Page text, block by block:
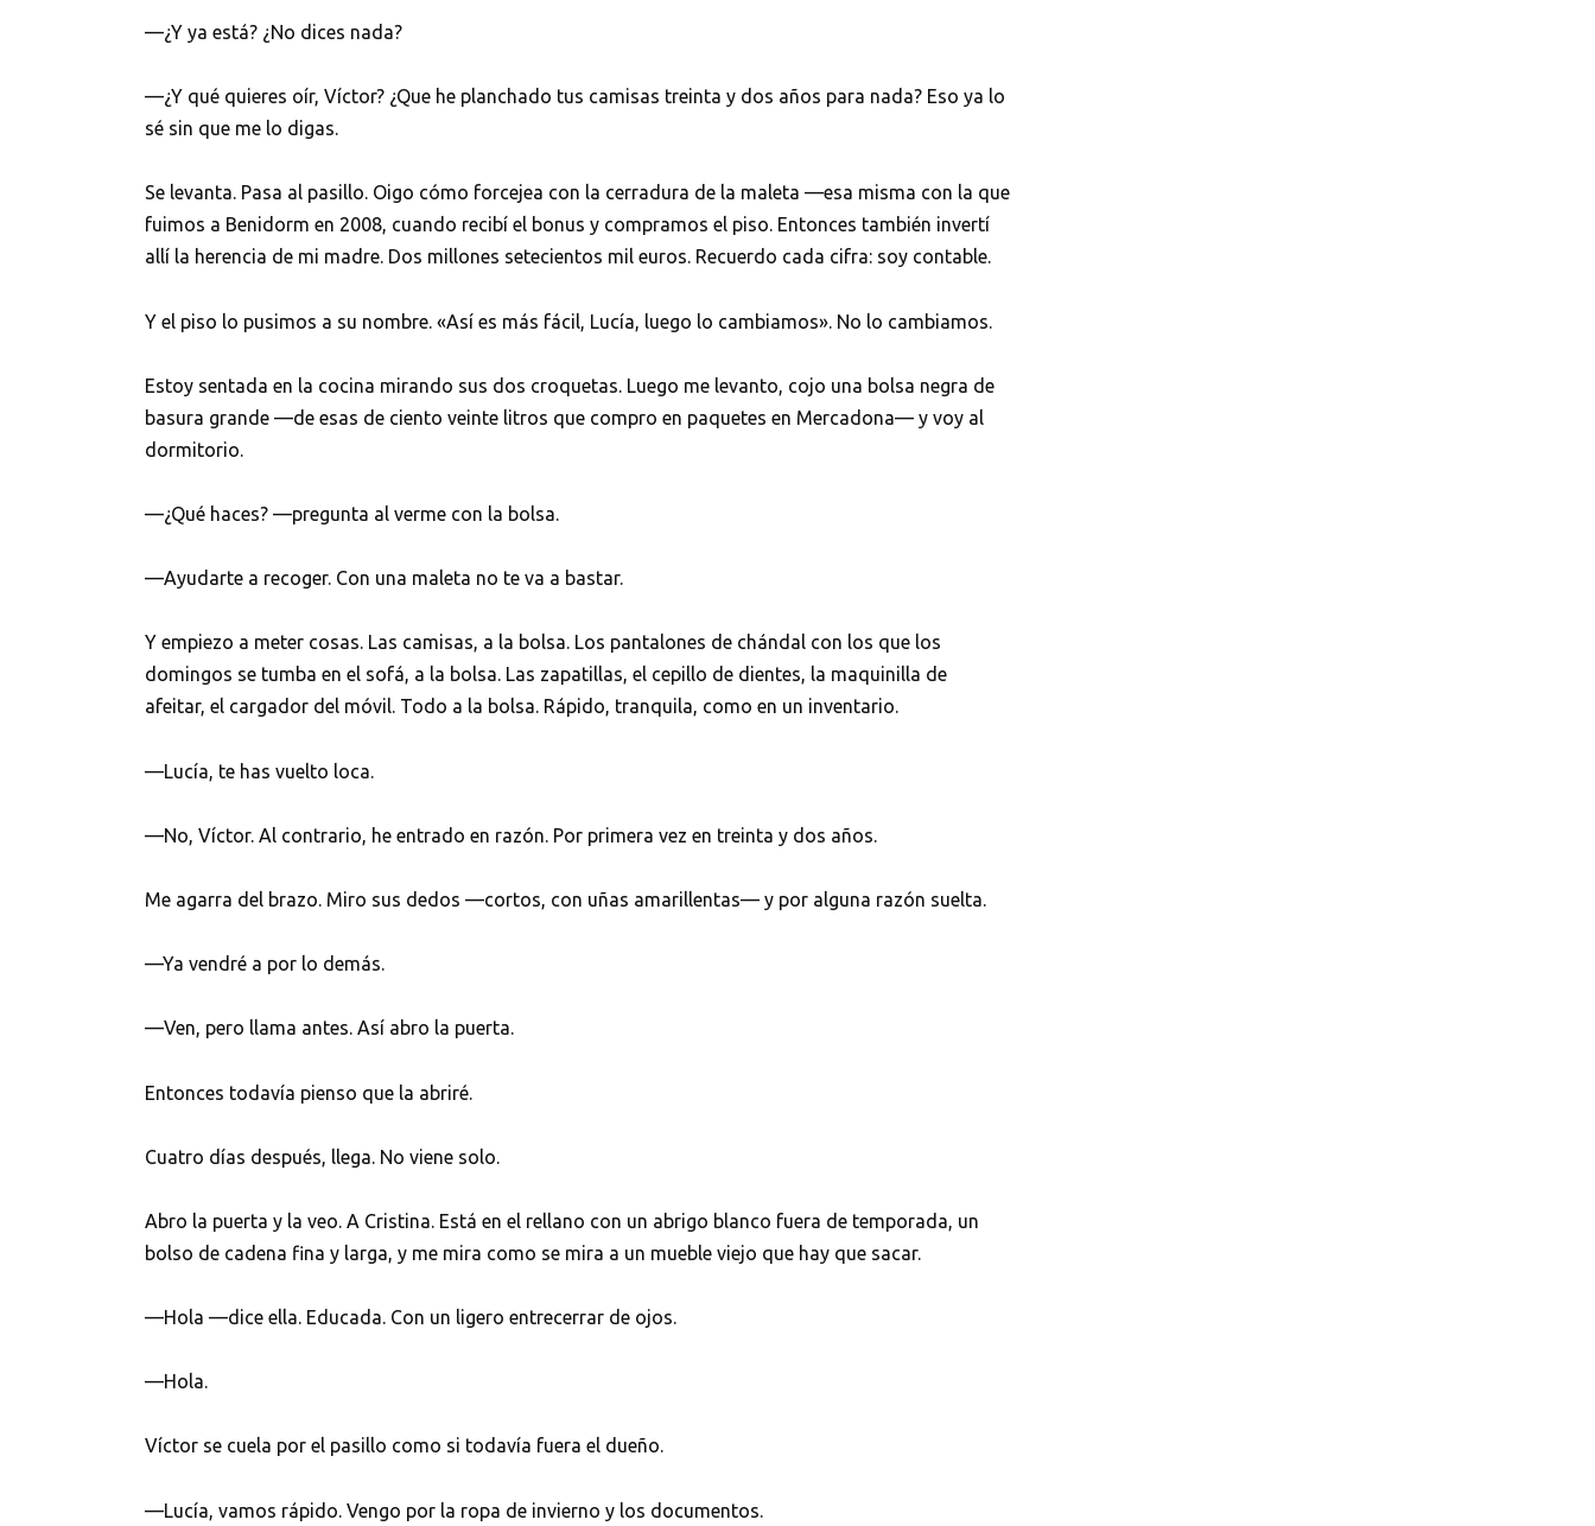
—¿Y ya está? ¿No dices nada?
—¿Y qué quieres oír, Víctor? ¿Que he planchado tus camisas treinta y dos años para nada? Eso ya lo
sé sin que me lo digas.
Se levanta. Pasa al pasillo. Oigo cómo forcejea con la cerradura de la maleta —esa misma con la que
fuimos a Benidorm en 2008, cuando recibí el bonus y compramos el piso. Entonces también invertí
allí la herencia de mi madre. Dos millones setecientos mil euros. Recuerdo cada cifra: soy contable.
Y el piso lo pusimos a su nombre. «Así es más fácil, Lucía, luego lo cambiamos». No lo cambiamos.
Estoy sentada en la cocina mirando sus dos croquetas. Luego me levanto, cojo una bolsa negra de
basura grande —de esas de ciento veinte litros que compro en paquetes en Mercadona— y voy al
dormitorio.
—¿Qué haces? —pregunta al verme con la bolsa.
—Ayudarte a recoger. Con una maleta no te va a bastar.
Y empiezo a meter cosas. Las camisas, a la bolsa. Los pantalones de chándal con los que los
domingos se tumba en el sofá, a la bolsa. Las zapatillas, el cepillo de dientes, la maquinilla de
afeitar, el cargador del móvil. Todo a la bolsa. Rápido, tranquila, como en un inventario.
—Lucía, te has vuelto loca.
—No, Víctor. Al contrario, he entrado en razón. Por primera vez en treinta y dos años.
Me agarra del brazo. Miro sus dedos —cortos, con uñas amarillentas— y por alguna razón suelta.
—Ya vendré a por lo demás.
—Ven, pero llama antes. Así abro la puerta.
Entonces todavía pienso que la abriré.
Cuatro días después, llega. No viene solo.
Abro la puerta y la veo. A Cristina. Está en el rellano con un abrigo blanco fuera de temporada, un
bolso de cadena fina y larga, y me mira como se mira a un mueble viejo que hay que sacar.
—Hola —dice ella. Educada. Con un ligero entrecerrar de ojos.
—Hola.
Víctor se cuela por el pasillo como si todavía fuera el dueño.
—Lucía, vamos rápido. Vengo por la ropa de invierno y los documentos.